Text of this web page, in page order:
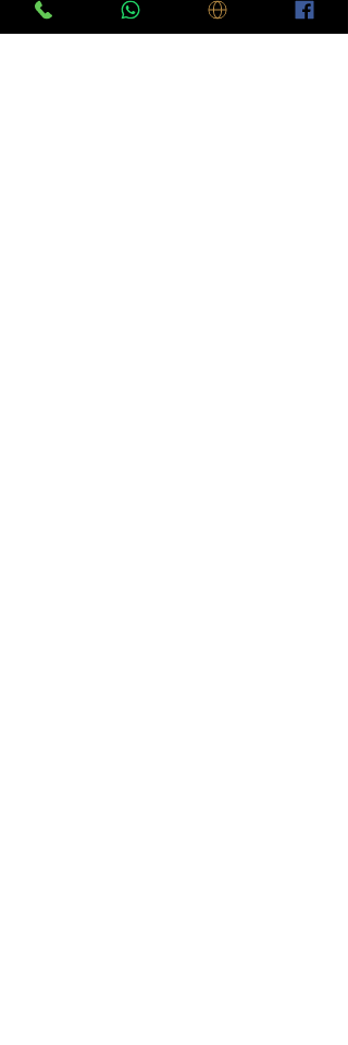
נתוני נדל"ן בשכונת נווה גן
לוח דירות למכירה בפתח תקווה